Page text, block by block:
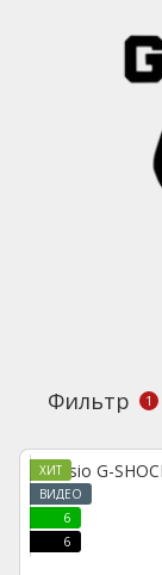
Фильтр 1
ХИТ
ВИДЕО
6
6